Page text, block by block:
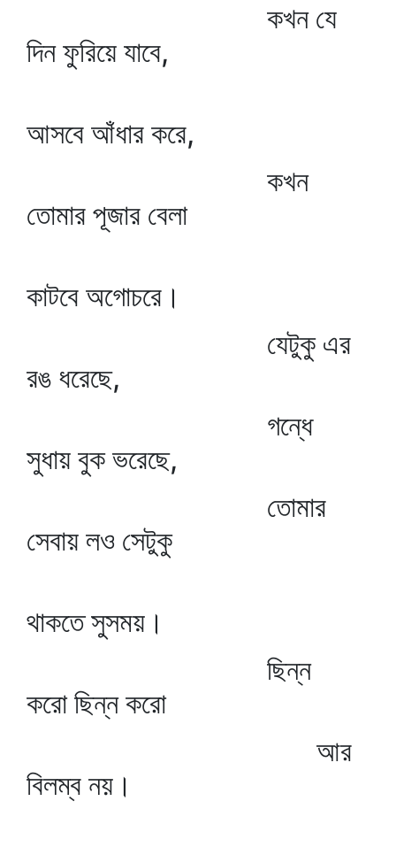
কখন যে
দিন ফুরিয়ে যাবে,
আসবে আঁধার করে,
কখন
তোমার পূজার বেলা
কাটবে অগোচরে।
যেটুকু এর
রঙ ধরেছে,
গন্ধে
সুধায় বুক ভরেছে,
তোমার
সেবায় লও সেটুকু
থাকতে সুসময়।
ছিন্ন
করো ছিন্ন করো
আর
বিলম্ব নয়।